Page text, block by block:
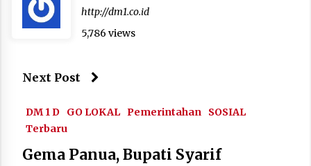
http://dm1.co.id
5,786 views
Next Post
DM 1 D GO LOKAL Pemerintahan
SOSIAL
Terbaru
Gema Panua, Bupati Syarif